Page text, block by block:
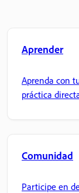
Aprender
Aprenda con
práctica
Comunidad
Participe en